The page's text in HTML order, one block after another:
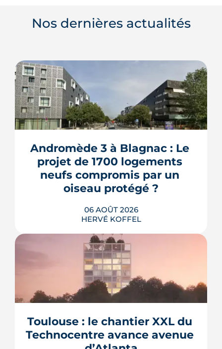
Nos dernières actualités
Andromède 3 à Blagnac : Le
projet de 1700 logements
neufs compromis par un
oiseau protégé ?
06 AOÛT 2026
HERVÉ KOFFEL
La troisième et dernière phase de
l'écoquartier Andromède doit livrer
près de 1 700 logements à partir de
protégé, la cisticole des joncs, contraint
fortement le plan d'aménagement et
repousse un calendrier déjà tendu.
Toulouse : le chantier XXL du
Technocentre avance avenue